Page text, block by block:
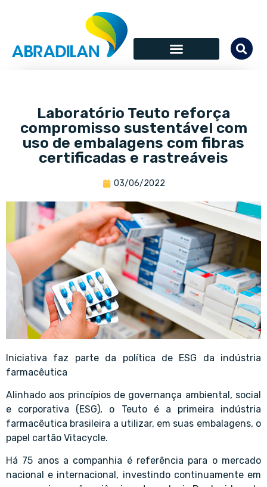
Laboratório Teuto reforça
compromisso sustentável com
uso de embalagens com fibras
certificadas e rastreáveis
03/06/2022
Iniciativa faz parte da política de ESG da indústria
farmacêutica
Alinhado aos princípios de governança ambiental, social
e corporativa (ESG), o Teuto é a primeira indústria
farmacêutica brasileira a utilizar, em suas embalagens, o
papel cartão Vitacycle.
Há 75 anos a companhia é referência para o mercado
nacional e internacional, investindo continuamente em